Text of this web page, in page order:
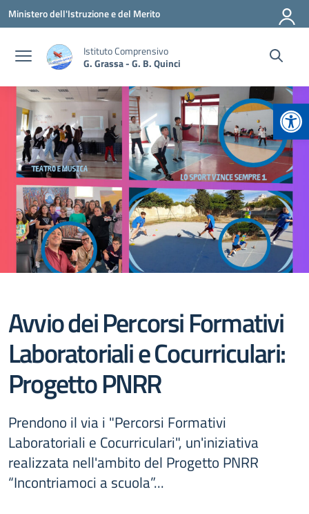
Vai ai contenuti
Vai al menu di navigazione
Vai al footer
Ministero dell'Istruzione e del Merito
Istituto Comprensivo
G. Grassa - G. B. Quinci
Avvio dei Percorsi Formativi
Laboratoriali e Cocurriculari:
Progetto PNRR
Prendono il via i "Percorsi Formativi
Laboratoriali e Cocurriculari", un'iniziativa
realizzata nell'ambito del Progetto PNRR
“Incontriamoci a scuola”...